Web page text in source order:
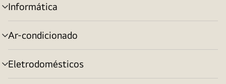
Informática
alternar
menu
Ar-condicionado
alternar
menu
Eletrodomésticos
alternar
menu